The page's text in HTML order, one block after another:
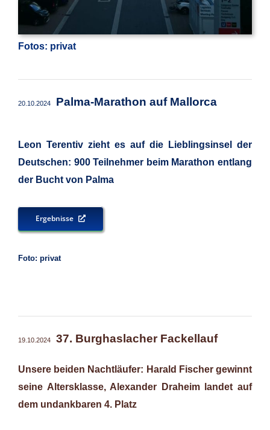
Fotos: privat
20.10.2024 Palma-Marathon auf Mallorca
Leon Terentiv zieht es auf die Lieblingsinsel der
Deutschen: 900 Teilnehmer beim Marathon entlang
der Bucht von Palma
Ergebnisse
Foto: privat
19.10.2024 37. Burghaslacher Fackellauf
Unsere beiden Nachtläufer: Harald Fischer gewinnt
seine Altersklasse, Alexander Draheim landet auf
dem undankbaren 4. Platz